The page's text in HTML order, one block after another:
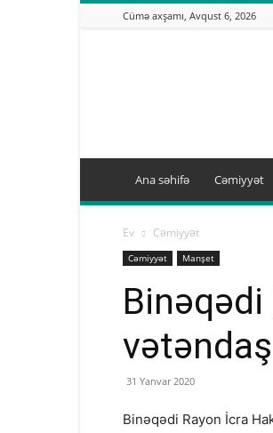
Cümə axşamı, Avqust 6, 2026
Ana səhifə Cəmiyyət
Ev Cəmiyyət
Cəmiyyət Manşet
31 Yanvar 2020
Binəqədi Rayon İcra